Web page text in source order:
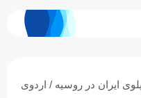
ایران در روسیه / اردوی